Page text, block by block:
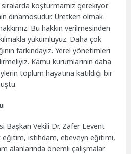
koşturmamız gerekiyor.
dinamosudur. Üretken olmak
Bu hakkın verilmesinden
yükümlüyüz. Daha çok
farkındayız. Yerel yönetimleri
Kamu kurumlarının daha
toplum hayatına katıldığı bir
Başkan Vekili Dr. Zafer Levent
eğitim, istihdam, ebeveyn eğitimi,
alanlarında önemli çalışmalar